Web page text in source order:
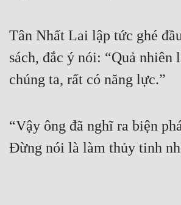
Trọng Sinh
Tu Chân
Tu Tiên
Vô Địch
Võ Hiệp
Tân Nhất Lai lập tức ghé
sách, đắc ý nói: “Quả nhiên
chúng ta, rất có năng lực.”
“Vậy ông đã nghĩ ra biện
Đừng nói là làm thủy tinh